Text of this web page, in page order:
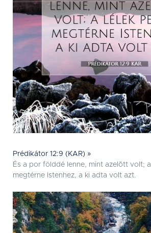
Prédikátor 12:9 (KAR) »
És a por földdé lenne, mint azelõtt volt;
megtérne Istenhez, a ki adta volt azt.